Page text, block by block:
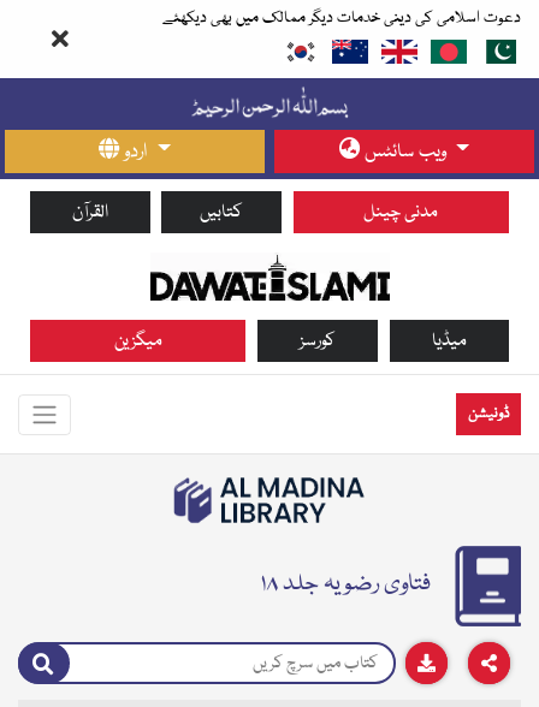
دعوت اسلامی کی دینی خدمات دیگر ممالک میں بھی دیکھئے
اردو ویب سائٹس
القرآن کتابیں مدنی چینل
میگزین کورسز میڈیا
ڈونیشن
فتاوی رضویہ جلد ۱۸